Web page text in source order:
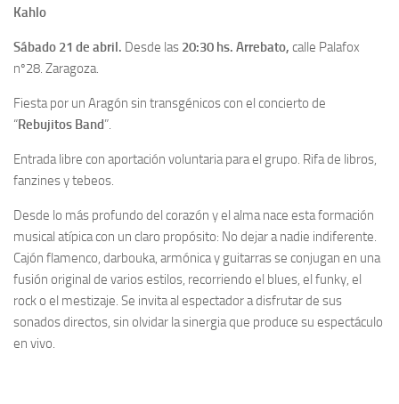
Kahlo
Sábado 21 de abril. Desde las 20:30 hs. Arrebato, calle Palafox
nº28. Zaragoza.
Fiesta por un Aragón sin transgénicos con el concierto de
“Rebujitos Band”.
Entrada libre con aportación voluntaria para el grupo. Rifa de libros,
fanzines y tebeos.
Desde lo más profundo del corazón y el alma nace esta formación
musical atípica con un claro propósito: No dejar a nadie indiferente.
Cajón flamenco, darbouka, armónica y guitarras se conjugan en una
fusión original de varios estilos, recorriendo el blues, el funky, el
rock o el mestizaje. Se invita al espectador a disfrutar de sus
sonados directos, sin olvidar la sinergia que produce su espectáculo
en vivo.